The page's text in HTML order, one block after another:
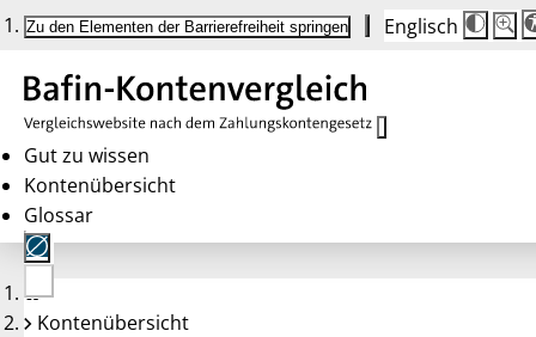
Zu den Elementen der Barrierefreiheit springen Englisch
Die
100
Gut zu wissen
Kontenübersicht
Glossar
Keine
Konten
Kontenübersicht